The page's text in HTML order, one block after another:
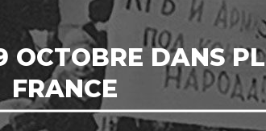
OCTOBRE DANS
FRANCE